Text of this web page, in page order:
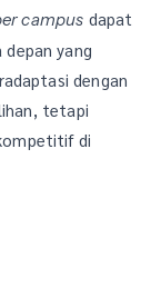
campus dapat
yang
dengan
tetapi
di